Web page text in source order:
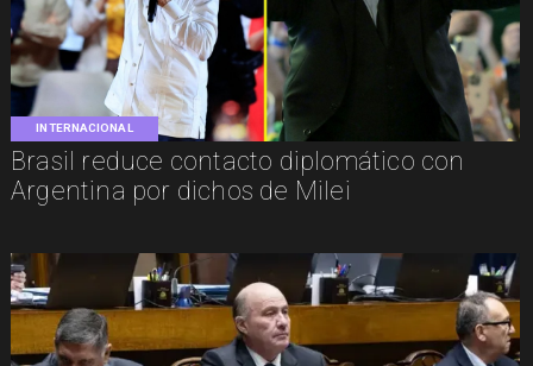
INTERNACIONAL
Brasil reduce contacto diplomático con
Argentina por dichos de Milei